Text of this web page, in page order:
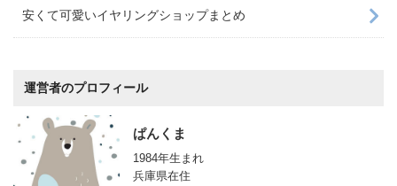
安くて可愛いイヤリングショップまとめ
運営者のプロフィール
ぱんくま
1984年生まれ
兵庫県在住